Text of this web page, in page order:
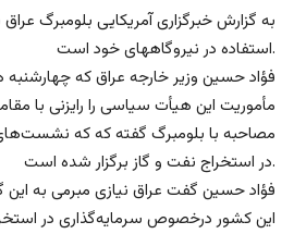
به گزارش خبرگزاری آمریکایی بلومبرگ
استفاده در نیروگاههای خود است.
فؤاد حسین وزیر خارجه عراق که
مأموریت این هیأت سیاسی را رایزنی با
مصاحبه با بلومبرگ گفته که که
در استخراج نفت و گاز برگزار شده است.
فؤاد حسین گفت عراق نیازی مبرمی به
این کشور درخصوص سرمایه‌گذاری در